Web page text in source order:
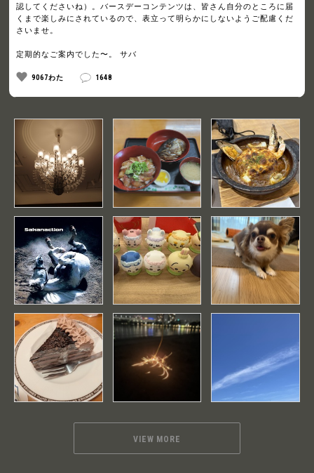
認してくださいね）。バースデーコンテンツは、皆さん自分のところに届
くまで楽しみにされているので、表立って明らかにしないようご配慮くだ
さいませ。
定期的なご案内でした〜。 サバ
9067わた 1648
VIEW MORE